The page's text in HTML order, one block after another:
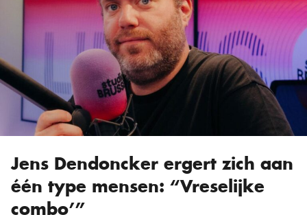
Jens Dendoncker ergert zich aan
één type mensen: “Vreselijke
combo’”